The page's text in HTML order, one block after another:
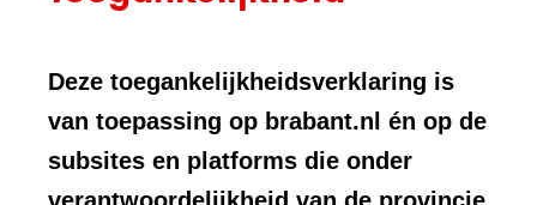
Deze toegankelijkheidsverklaring is
van toepassing op brabant.nl én op de
subsites en platforms die onder